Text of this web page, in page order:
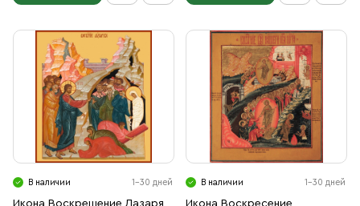
В наличии 1-30 дней
Икона Воскрешение Лазаря
В наличии 1-30 дней
Икона Воскресение